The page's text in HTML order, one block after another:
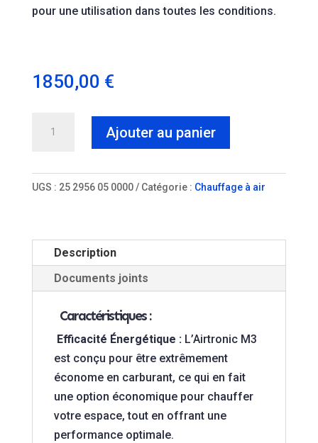
pour une utilisation dans toutes les conditions.
1850,00 €
M3
Ajouter au panier
UGS : 25 2956 05 0000 Catégorie : Chauffage à air
Description
Documents joints
Caractéristiques :
Efficacité Énergétique :L’Airtronic M3
est conçu pour être extrêmement
économe en carburant, ce qui en fait
une option économique pour chauffer
votre espace, tout en offrant une
performance optimale.